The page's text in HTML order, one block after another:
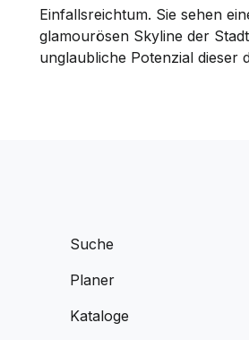
Einfallsreichtum. Sie sehen
glamourösen Skyline der
unglaubliche Potenzial dieser
Suche
Planer
Kataloge